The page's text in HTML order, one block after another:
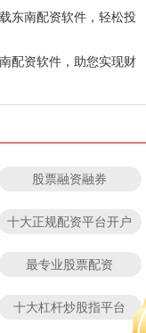
东南配资软件，轻松投
配资软件，助您实现财
股票融资融券
十大正规配资平台开户
最专业股票配资
十大杠杆炒股指平台